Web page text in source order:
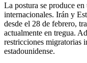
La postura se produce
internacionales. Irán y
desde el 28 de febrero,
actualmente en tregua.
restricciones migratorias
estadounidense.